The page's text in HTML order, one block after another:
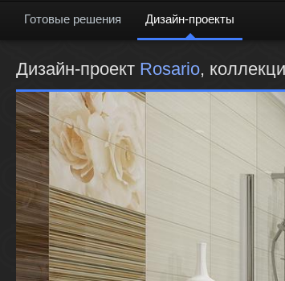
Готовые решения Дизайн-проекты
Дизайн-проект Rosario,